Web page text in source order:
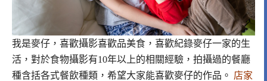
我是麥仔，喜歡攝影喜歡品美食，喜歡紀錄麥仔一家的生
活，對於食物攝影有10年以上的相關經驗，拍攝過的餐廳
種含括各式餐飲種類，希望大家能喜歡麥仔的作品。 店家